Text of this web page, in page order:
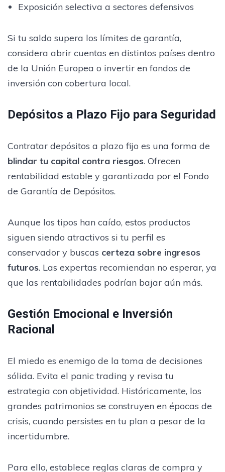
Exposición selectiva a sectores defensivos
Si tu saldo supera los límites de garantía,
considera abrir cuentas en distintos países dentro
de la Unión Europea o invertir en fondos de
inversión con cobertura local.
Depósitos a Plazo Fijo para Seguridad
Contratar depósitos a plazo fijo es una forma de
blindar tu capital contra riesgos. Ofrecen
rentabilidad estable y garantizada por el Fondo
de Garantía de Depósitos.
Aunque los tipos han caído, estos productos
siguen siendo atractivos si tu perfil es
conservador y buscas certeza sobre ingresos
futuros. Las expertas recomiendan no esperar, ya
que las rentabilidades podrían bajar aún más.
Gestión Emocional e Inversión
Racional
El miedo es enemigo de la toma de decisiones
sólida. Evita el panic trading y revisa tu
estrategia con objetividad. Históricamente, los
grandes patrimonios se construyen en épocas de
crisis, cuando persistes en tu plan a pesar de la
incertidumbre.
Para ello, establece reglas claras de compra y